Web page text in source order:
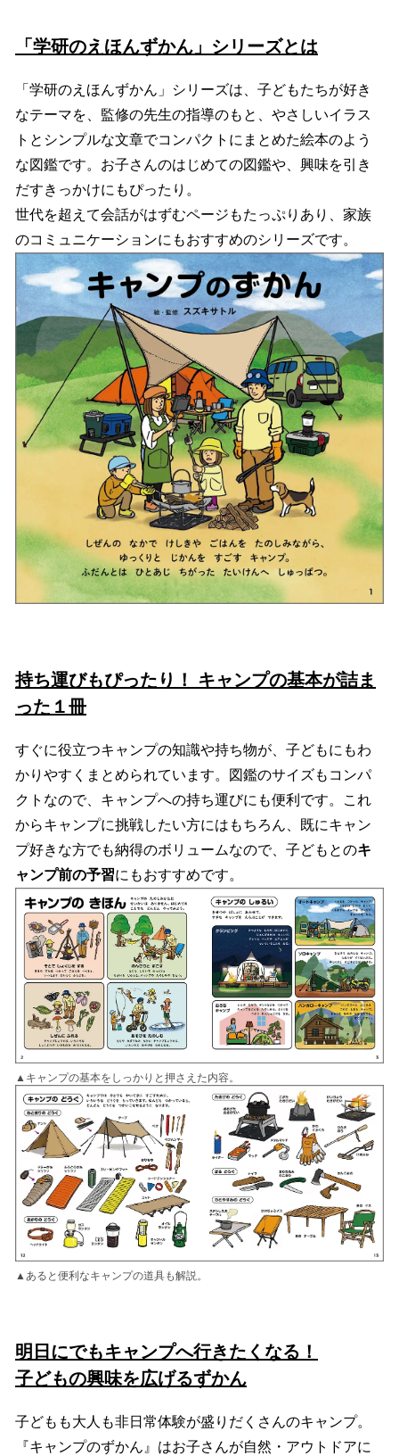
「学研のえほんずかん」シリーズとは
「学研のえほんずかん」シリーズは、子どもたちが好き
なテーマを、監修の先生の指導のもと、やさしいイラス
トとシンプルな文章でコンパクトにまとめた絵本のよう
な図鑑です。お子さんのはじめての図鑑や、興味を引き
だすきっかけにもぴったり。
世代を超えて会話がはずむページもたっぷりあり、家族
のコミュニケーションにもおすすめのシリーズです。
持ち運びもぴったり！ キャンプの基本が詰ま
った１冊
すぐに役立つキャンプの知識や持ち物が、子どもにもわ
かりやすくまとめられています。図鑑のサイズもコンパ
クトなので、キャンプへの持ち運びにも便利です。これ
からキャンプに挑戦したい方にはもちろん、既にキャン
プ好きな方でも納得のボリュームなので、子どもとのキ
ャンプ前の予習にもおすすめです。
▲キャンプの基本をしっかりと押さえた内容。
▲あると便利なキャンプの道具も解説。
明日にでもキャンプへ行きたくなる！
子どもの興味を広げるずかん
子どもも大人も非日常体験が盛りだくさんのキャンプ。
『キャンプのずかん』はお子さんが自然・アウトドアに